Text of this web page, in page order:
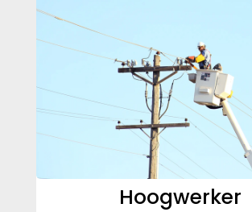
Hoogwerker